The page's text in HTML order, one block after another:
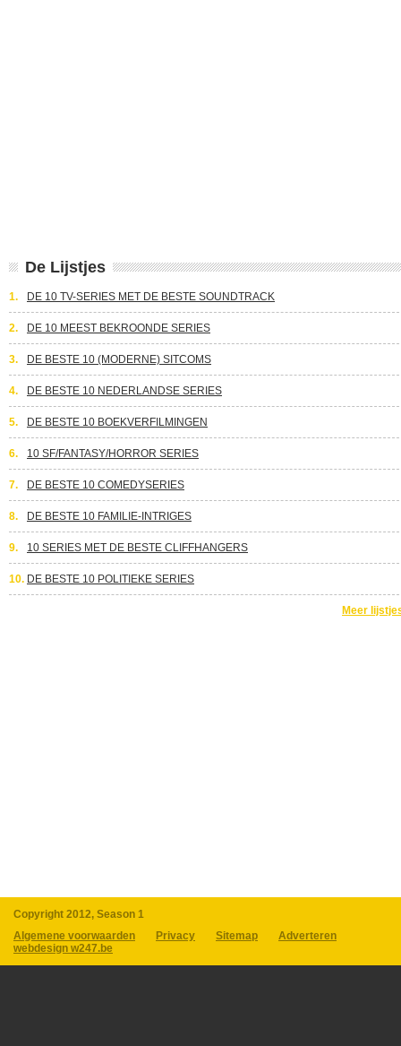
De Lijstjes
1. DE 10 TV-SERIES MET DE BESTE SOUNDTRACK
2. DE 10 MEEST BEKROONDE SERIES
3. DE BESTE 10 (MODERNE) SITCOMS
4. DE BESTE 10 NEDERLANDSE SERIES
5. DE BESTE 10 BOEKVERFILMINGEN
6. 10 SF/FANTASY/HORROR SERIES
7. DE BESTE 10 COMEDYSERIES
8. DE BESTE 10 FAMILIE-INTRIGES
9. 10 SERIES MET DE BESTE CLIFFHANGERS
10. DE BESTE 10 POLITIEKE SERIES
Meer
Copyright 2012, Season 1
Algemene voorwaarden
Privacy Sitemap
Adverteren
webdesign w247.be